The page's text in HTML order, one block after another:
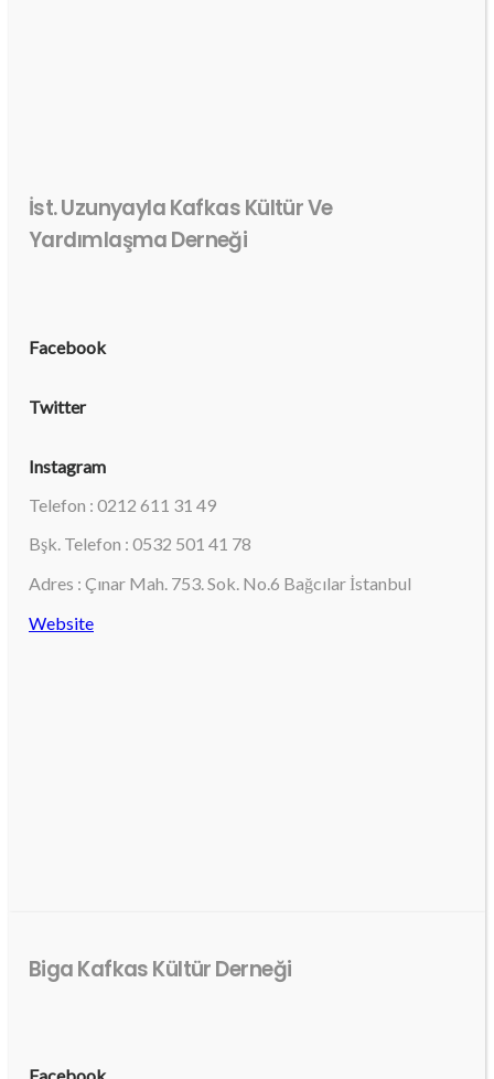
İst. Uzunyayla Kafkas Kültür Ve
Yardımlaşma Derneği
Facebook
Twitter
Instagram
Telefon : 0212 611 31 49
Bşk. Telefon : 0532 501 41 78
Adres : Çınar Mah. 753. Sok. No.6 Bağcılar İstanbul
Website
Biga Kafkas Kültür Derneği